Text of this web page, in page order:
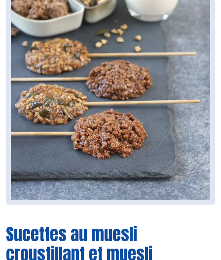
Sucettes au muesli
croustillant et muesli